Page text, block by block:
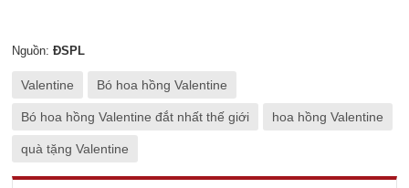
Nguồn: ĐSPL
Valentine Bó hoa hồng Valentine
Bó hoa hồng Valentine đắt nhất thế giới hoa hồng Valentine
quà tặng Valentine